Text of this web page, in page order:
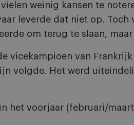
weinig kansen te
leverde dat niet op.
om terug te slaan,
vicekampioen van
volgde. Het werd
het voorjaar (februari/